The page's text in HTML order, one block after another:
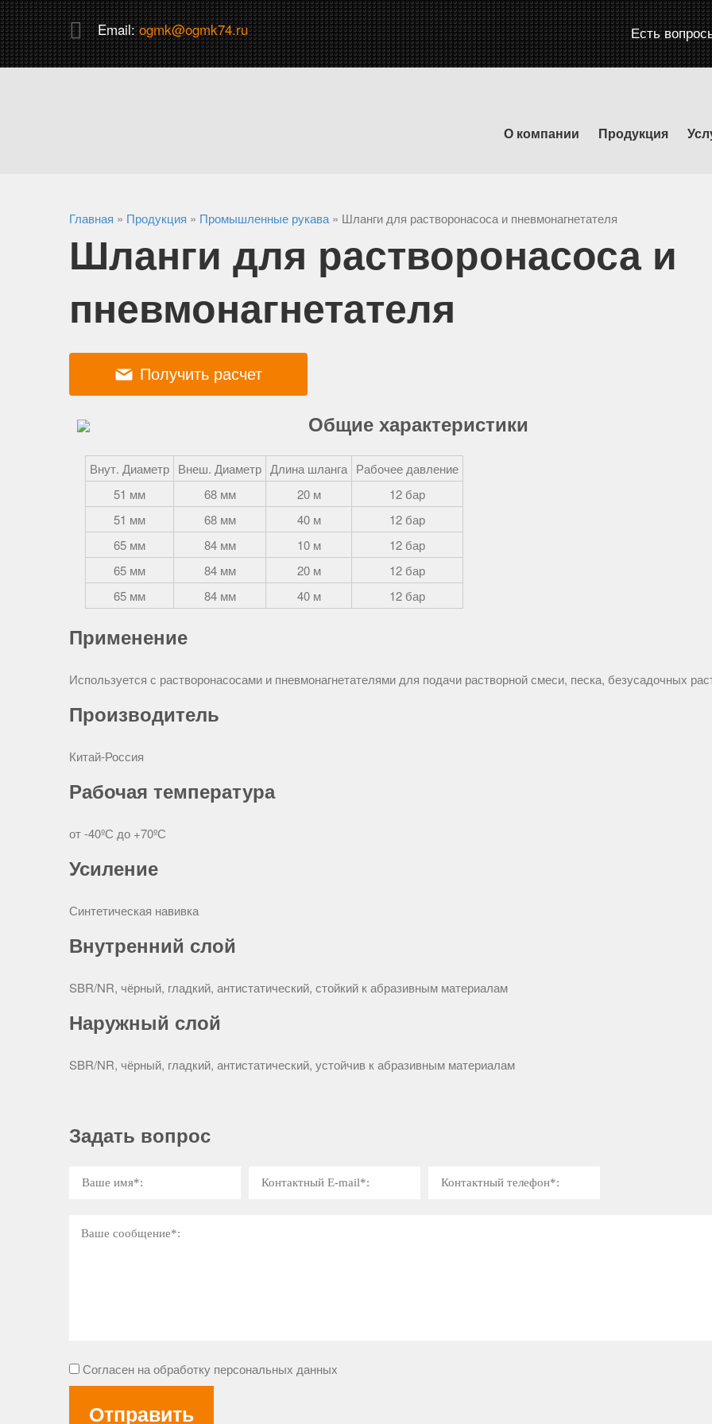
Email:ogmk@ogmk74.ru Есть
О компании Продукция
Главная » Продукция » Промышленные рукава » Шланги для растворонасоса и пневмонагнетателя
Шланги для растворонасоса и
пневмонагнетателя
Получить расчет
Общие характеристики
Внут. Диаметр Внеш. Диаметр Длина шланга Рабочее давление
51 мм
68 мм 20 м
12 бар
51 мм
68 мм 40 м
12 бар
65 мм
84 мм 10 м
12 бар
65 мм
84 мм 20 м
12 бар
65 мм
84 мм 40 м 12 бар
Применение
Используется с растворонасосами и пневмонагнетателями для подачи растворной смеси, песка, безусадочных
Производитель
Китай-Россия
Рабочая температура
от -40ºС до +70ºС
Усиление
Синтетическая навивка
Внутренний слой
SBR/NR, чёрный, гладкий, антистатический, стойкий к абразивным материалам
Наружный слой
SBR/NR, чёрный, гладкий, антистатический, устойчив к абразивным материалам
Задать вопрос
Согласен на обработку персональных данных